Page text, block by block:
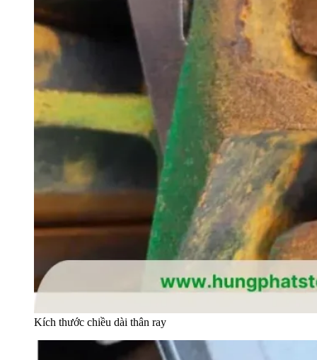
Kích thước chiều dài thân ray